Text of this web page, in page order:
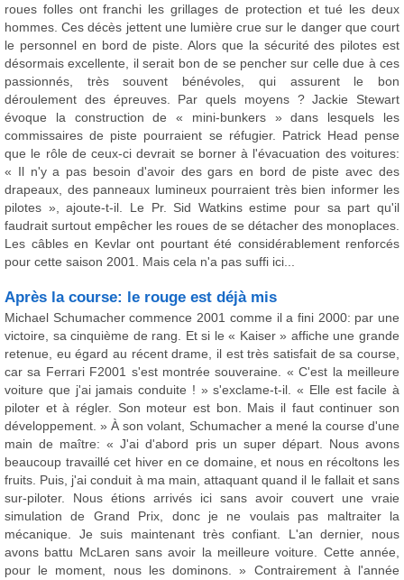
roues folles ont franchi les grillages de protection et tué les deux
hommes. Ces décès jettent une lumière crue sur le danger que court
le personnel en bord de piste. Alors que la sécurité des pilotes est
désormais excellente, il serait bon de se pencher sur celle due à ces
passionnés, très souvent bénévoles, qui assurent le bon
déroulement des épreuves. Par quels moyens ? Jackie Stewart
évoque la construction de « mini-bunkers » dans lesquels les
commissaires de piste pourraient se réfugier. Patrick Head pense
que le rôle de ceux-ci devrait se borner à l'évacuation des voitures:
« Il n'y a pas besoin d'avoir des gars en bord de piste avec des
drapeaux, des panneaux lumineux pourraient très bien informer les
pilotes », ajoute-t-il. Le Pr. Sid Watkins estime pour sa part qu'il
faudrait surtout empêcher les roues de se détacher des monoplaces.
Les câbles en Kevlar ont pourtant été considérablement renforcés
pour cette saison 2001. Mais cela n'a pas suffi ici...
Après la course: le rouge est déjà mis
Michael Schumacher commence 2001 comme il a fini 2000: par une
victoire, sa cinquième de rang. Et si le « Kaiser » affiche une grande
retenue, eu égard au récent drame, il est très satisfait de sa course,
car sa Ferrari F2001 s'est montrée souveraine. « C'est la meilleure
voiture que j'ai jamais conduite ! » s'exclame-t-il. « Elle est facile à
piloter et à régler. Son moteur est bon. Mais il faut continuer son
développement. » À son volant, Schumacher a mené la course d'une
main de maître: « J'ai d'abord pris un super départ. Nous avons
beaucoup travaillé cet hiver en ce domaine, et nous en récoltons les
fruits. Puis, j'ai conduit à ma main, attaquant quand il le fallait et sans
sur-piloter. Nous étions arrivés ici sans avoir couvert une vraie
simulation de Grand Prix, donc je ne voulais pas maltraiter la
mécanique. Je suis maintenant très confiant. L'an dernier, nous
avons battu McLaren sans avoir la meilleure voiture. Cette année,
pour le moment, nous les dominons. » Contrairement à l'année